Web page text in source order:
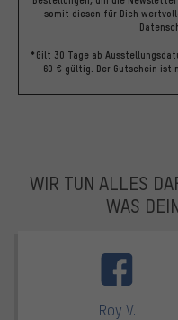
somit diesen für Dich
*Gilt 30 Tage ab
60 € gültig. Der Gutschein ist
WIR TUN ALLES
WAS
Roy V.